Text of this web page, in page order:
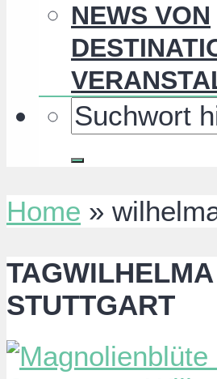
NEWS VON
Home »
TAGWILHELMA
STUTTGART